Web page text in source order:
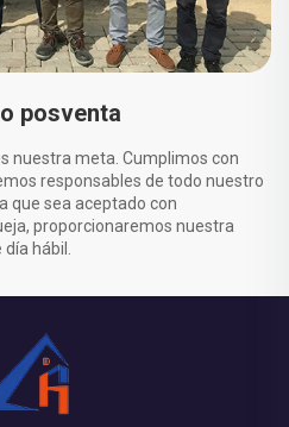
posventa
nuestra meta. Cumplimos con
responsables de todo nuestro
que sea aceptado con
proporcionaremos nuestra
hábil.